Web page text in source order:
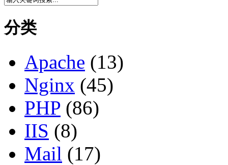
分类
Apache (13)
Nginx (45)
PHP (86)
IIS (8)
Mail (17)